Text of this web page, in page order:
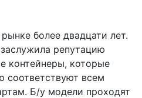
более двадцати лет.
репутацию
контейнеры, которые
соответствуют всем
Б/у модели проходят